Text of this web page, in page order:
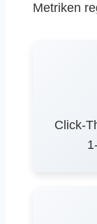
Metriken
Click-